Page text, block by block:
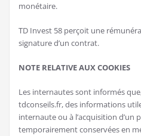
monétaire.
TD Invest 58 perçoit une
signature d’un contrat.
NOTE RELATIVE AUX COOKIES
Les internautes sont informés
tdconseils.fr, des informations
internaute ou à l’acquisition
temporairement conservées en